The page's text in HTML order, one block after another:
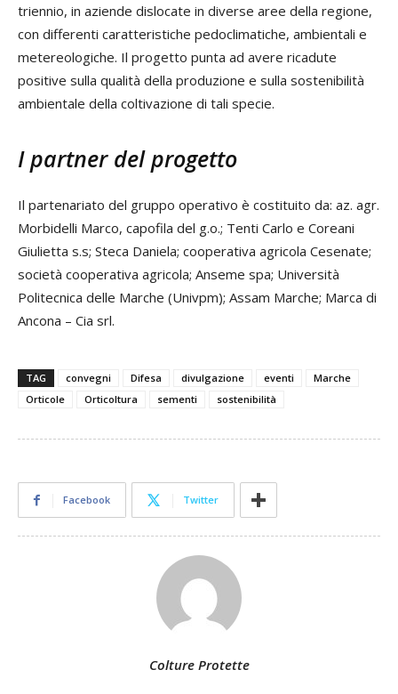
triennio, in aziende dislocate in diverse aree della regione,
con differenti caratteristiche pedoclimatiche, ambientali e
metereologiche. Il progetto punta ad avere ricadute
positive sulla qualità della produzione e sulla sostenibilità
ambientale della coltivazione di tali specie.
I partner del progetto
Il partenariato del gruppo operativo è costituito da: az. agr.
Morbidelli Marco, capofila del g.o.; Tenti Carlo e Coreani
Giulietta s.s; Steca Daniela; cooperativa agricola Cesenate;
società cooperativa agricola; Anseme spa; Università
Politecnica delle Marche (Univpm); Assam Marche; Marca di
Ancona – Cia srl.
TAG convegni Difesa divulgazione eventi
Marche
Orticole
Orticoltura sementi sostenibilità
Facebook Twitter
Colture Protette